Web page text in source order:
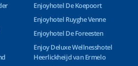
Enjoyhotel De Koepoort
Enjoyhotel Ruyghe Venne
Enjoyhotel De Foreesten
Enjoy Deluxe Wellnesshotel
Heerlickheijd van Ermelo